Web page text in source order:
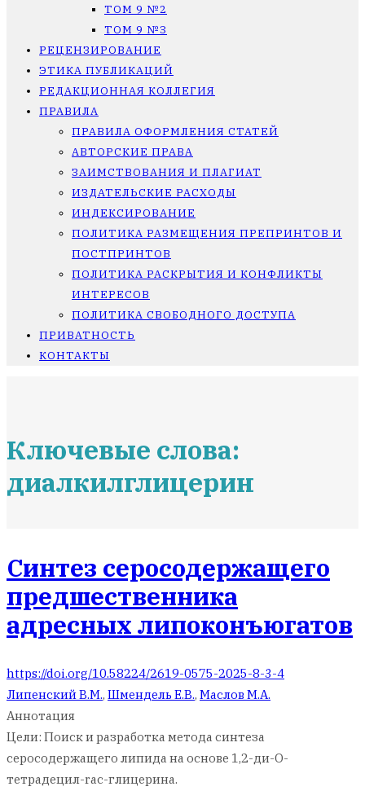
ТОМ 9 №2
ТОМ 9 №3
РЕЦЕНЗИРОВАНИЕ
ЭТИКА ПУБЛИКАЦИЙ
РЕДАКЦИОННАЯ КОЛЛЕГИЯ
ПРАВИЛА
ПРАВИЛА ОФОРМЛЕНИЯ СТАТЕЙ
АВТОРСКИЕ ПРАВА
ЗАИМСТВОВАНИЯ И ПЛАГИАТ
ИЗДАТЕЛЬСКИЕ РАСХОДЫ
ИНДЕКСИРОВАНИЕ
ПОЛИТИКА РАЗМЕЩЕНИЯ ПРЕПРИНТОВ И
ПОСТПРИНТОВ
ПОЛИТИКА РАСКРЫТИЯ И КОНФЛИКТЫ
ИНТЕРЕСОВ
ПОЛИТИКА СВОБОДНОГО ДОСТУПА
ПРИВАТНОСТЬ
КОНТАКТЫ
Ключевые слова:
диалкилглицерин
Синтез серосодержащего
предшественника
адресных липоконъюгатов
https://doi.org/10.58224/2619-0575-2025-8-3-4
Липенский В.М., Шмендель Е.В., Маслов М.А.
Аннотация
Цели: Поиск и разработка метода синтеза
серосодержащего липида на основе 1,2-ди-О-
тетрадецил-rac-глицерина.